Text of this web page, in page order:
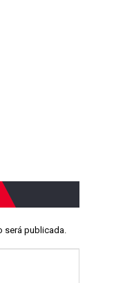
será publicada.